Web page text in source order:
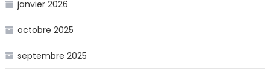
janvier 2026
octobre 2025
septembre 2025